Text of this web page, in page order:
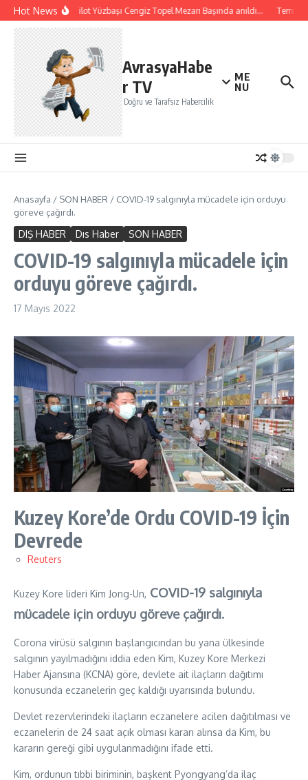
İçeriğe atla
Hot NewsŞehit Pilot Yüzbaşı Cengiz Topel Mezarı Başında anıldı…
AvrasyaHabe
r TV
Doğru ve Tarafsız Habercilik
ME
NU
Anasayfa / SON HABER / COVID-19 salgınıyla mücadele için orduyu
göreve çağırdı.
DIŞ HABER Dıs Haber SON HABER
COVID-19 salgınıyla mücadele için
orduyu göreve çağırdı.
17 Mayıs 2022
Kuzey Kore’de Ordu COVID-19 İçin
Devrede
Reuters
Kuzey Kore lideri Kim Jong-Un, COVID-19 salgınıyla
mücadele için orduyu göreve çağırdı.
Corona virüsü salgının başlangıcından bu yana ülkesinde
salgının yayılmadığını iddia eden Kim, Kuzey Kore Merkezi
Haber Ajansına (KCNA) göre, devlete ait ilaçların dağıtımı
konusunda eczanelerin geç kaldığı uyarısında bulundu.
Devlet rezervlerindeki ilaçların eczanelere acilen dağıtılması ve
eczanelerin de 24 saat açık olması kararı alınsa da Kim, bu
kararın gereği gibi uygulanmadığını ifade etti.
Kim, ordunun tıbbi biriminin, başkent Pyongyang’da ilaç